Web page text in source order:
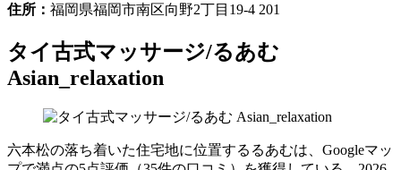
住所： 福岡県福岡市南区向野2丁目19-4 201
タイ古式マッサージ/るあむ
Asian_relaxation
六本松の落ち着いた住宅地に位置するるあむは、Googleマッ